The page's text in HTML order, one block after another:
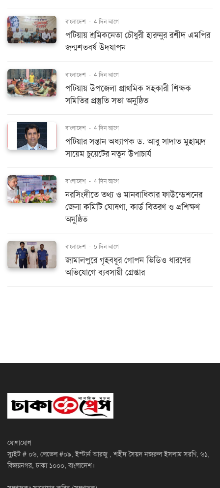
বাংলাদেশ - 4 দিন আগে
পটিয়ায় শ্রমিকনেতা চৌধুরী হারুনুর রশীদ এমপির
জন্মশতবর্ষ উদযাপন
বাংলাদেশ - 4 দিন আগে
পটিয়ায় উপজেলা প্রাথমিক সহকারী শিক্ষক
সমিতির প্রস্তুতি সভা অনুষ্ঠিত
বাংলাদেশ - 4 দিন আগে
পটিয়ার সন্তান অধ্যাপক ড. আবু সাদাত মুহাম্মদ
সায়েম চুয়েটের নতুন উপাচার্য
বাংলাদেশ - 4 দিন আগে
নরসিংদীতে তথ্য ও মানবাধিকার ফাউন্ডেশনের
জেলা কমিটি ঘোষণা, কার্ড বিতরণ ও প্রশিক্ষণ
অনুষ্ঠিত
বাংলাদেশ - 5 দিন আগে
জামালপুরে গৃহবধূর গোপন ভিডিও ধারণের
অভিযোগে ব্যবসায়ী গ্রেপ্তার
যোগাযোগ
স্যুইট # ০৬, লেভেল #০৯, ইস্টার্ন আরজু , শহীদ সৈয়দ নজরুল ইসলাম সরণি, ৬১,
বিজয়নগর, ঢাকা ১০০০, বাংলাদেশ।